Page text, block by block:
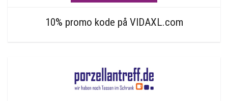
10% promo kode på VIDAXL.com